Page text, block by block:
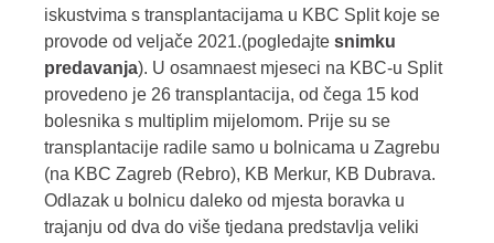
iskustvima s transplantacijama u KBC Split koje se
provode od veljače 2021.(pogledajte snimku
predavanja). U osamnaest mjeseci na KBC-u Split
provedeno je 26 transplantacija, od čega 15 kod
bolesnika s multiplim mijelomom. Prije su se
transplantacije radile samo u bolnicama u Zagrebu
(na KBC Zagreb (Rebro), KB Merkur, KB Dubrava.
Odlazak u bolnicu daleko od mjesta boravka u
trajanju od dva do više tjedana predstavlja veliki